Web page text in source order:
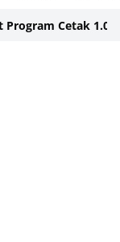
Cetak 1.000